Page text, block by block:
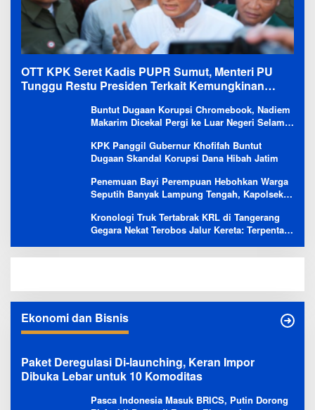
OTT KPK Seret Kadis PUPR Sumut, Menteri PU
Tunggu Restu Presiden Terkait Kemungkinan
Buntut Dugaan Korupsi Chromebook, Nadiem
Makarim Dicekal Pergi ke Luar Negeri Selama
KPK Panggil Gubernur Khofifah Buntut
Dugaan Skandal Korupsi Dana Hibah Jatim
Penemuan Bayi Perempuan Hebohkan Warga
Seputih Banyak Lampung Tengah, Kapolsek:
Kronologi Truk Tertabrak KRL di Tangerang
Gegara Nekat Terobos Jalur Kereta: Terpental,
Ekonomi dan Bisnis
Paket Deregulasi Di-launching, Keran Impor
Dibuka Lebar untuk 10 Komoditas
Pasca Indonesia Masuk BRICS, Putin Dorong